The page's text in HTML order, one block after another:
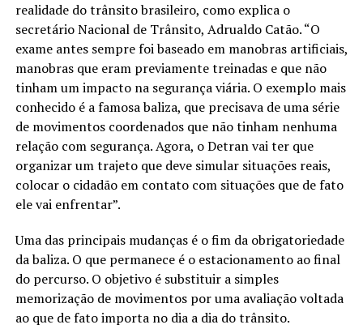
realidade do trânsito brasileiro, como explica o
secretário Nacional de Trânsito, Adrualdo Catão. “O
exame antes sempre foi baseado em manobras artificiais,
manobras que eram previamente treinadas e que não
tinham um impacto na segurança viária. O exemplo mais
conhecido é a famosa baliza, que precisava de uma série
de movimentos coordenados que não tinham nenhuma
relação com segurança. Agora, o Detran vai ter que
organizar um trajeto que deve simular situações reais,
colocar o cidadão em contato com situações que de fato
ele vai enfrentar”.
Uma das principais mudanças é o fim da obrigatoriedade
da baliza. O que permanece é o estacionamento ao final
do percurso. O objetivo é substituir a simples
memorização de movimentos por uma avaliação voltada
ao que de fato importa no dia a dia do trânsito.